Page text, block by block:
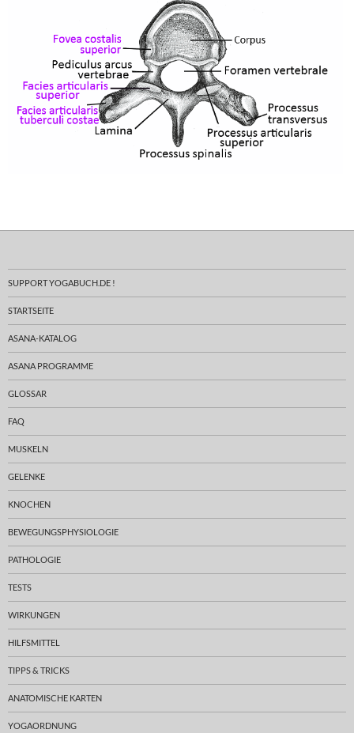
SUPPORT YOGABUCH.DE !
STARTSEITE
ASANA-KATALOG
ASANA PROGRAMME
GLOSSAR
FAQ
MUSKELN
GELENKE
KNOCHEN
BEWEGUNGSPHYSIOLOGIE
PATHOLOGIE
TESTS
WIRKUNGEN
HILFSMITTEL
TIPPS & TRICKS
ANATOMISCHE KARTEN
YOGAORDNUNG